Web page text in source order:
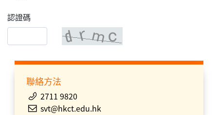
認證碼
聯絡方法
2711 9820
svt@hkct.edu.hk